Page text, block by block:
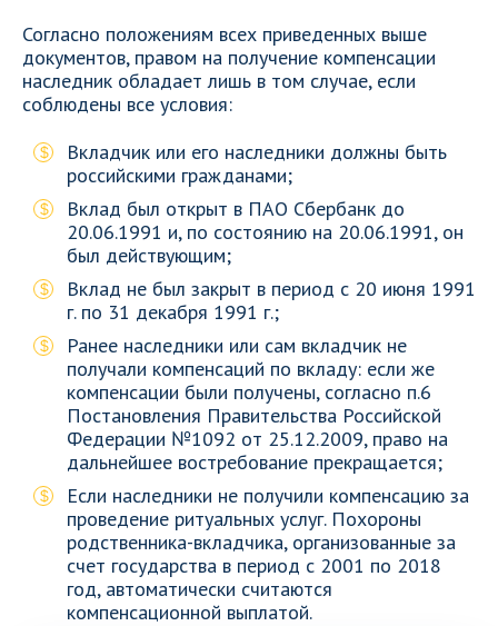
Согласно положениям всех приведенных выше
документов, правом на получение компенсации
наследник обладает лишь в том случае, если
соблюдены все условия:
Вкладчик или его наследники должны быть
российскими гражданами;
Вклад был открыт в ПАО Сбербанк до
20.06.1991 и, по состоянию на 20.06.1991, он
был действующим;
Вклад не был закрыт в период с 20 июня 1991
г. по 31 декабря 1991 г.;
Ранее наследники или сам вкладчик не
получали компенсаций по вкладу: если же
компенсации были получены, согласно п.6
Постановления Правительства Российской
Федерации №1092 от 25.12.2009, право на
дальнейшее востребование прекращается;
Если наследники не получили компенсацию за
проведение ритуальных услуг. Похороны
родственника-вкладчика, организованные за
счет государства в период с 2001 по 2018
год, автоматически считаются
компенсационной выплатой.